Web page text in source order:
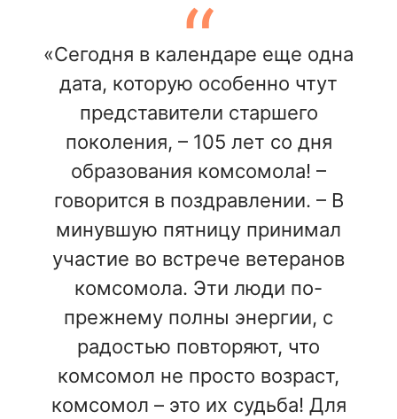
«Сегодня в календаре еще одна
дата, которую особенно чтут
представители старшего
поколения, – 105 лет со дня
образования комсомола! –
говорится в поздравлении. – В
минувшую пятницу принимал
участие во встрече ветеранов
комсомола. Эти люди по-
прежнему полны энергии, с
радостью повторяют, что
комсомол не просто возраст,
комсомол – это их судьба! Для